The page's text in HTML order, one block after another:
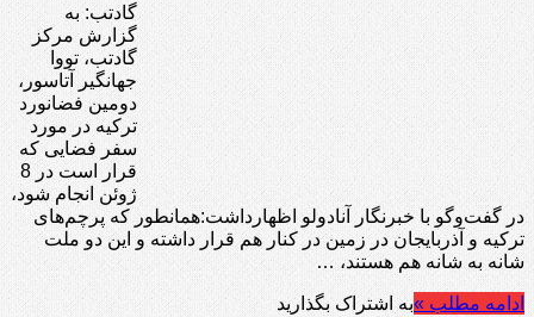
گادتب: به
گزارش مرکز
گادتب، تووا
جهانگیر آتاسور،
دومین فضانورد
ترکیه در مورد
سفر فضایی که
قرار است در 8
ژوئن انجام شود،
در گفت‌وگو با خبرنگار آنادولو اظهارداشت:‌همانطور که پرچم‌های
ترکیه و آذربایجان در زمین در کنار هم قرار داشته و این دو ملت
شانه به شانه هم هستند، …
ادامه مطلب »به اشتراک بگذارید